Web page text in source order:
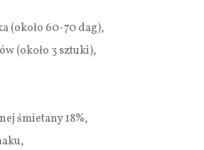
(około 60-70 dag),
(około 3 sztuki),
śmietany 18%,